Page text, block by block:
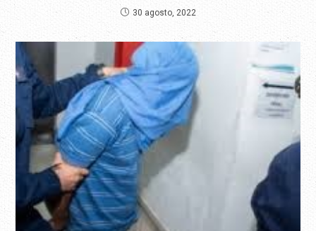
30 agosto, 2022